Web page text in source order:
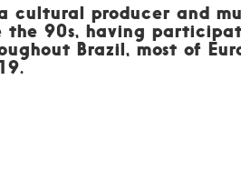
cultural producer and
the 90s, having
Brazil, most of